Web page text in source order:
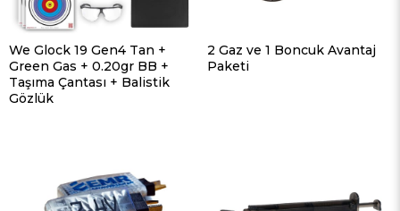
We Glock 19 Gen4 Tan +
Green Gas + 0.20gr BB +
Taşıma Çantası + Balistik
Gözlük
2 Gaz ve 1 Boncuk Avantaj
Paketi